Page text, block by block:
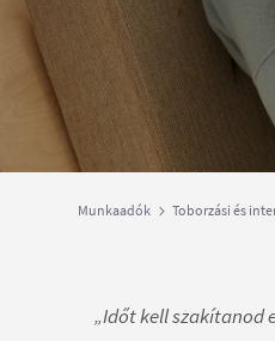
Munkaadók Toborzási és
„Időt kell szakítanod